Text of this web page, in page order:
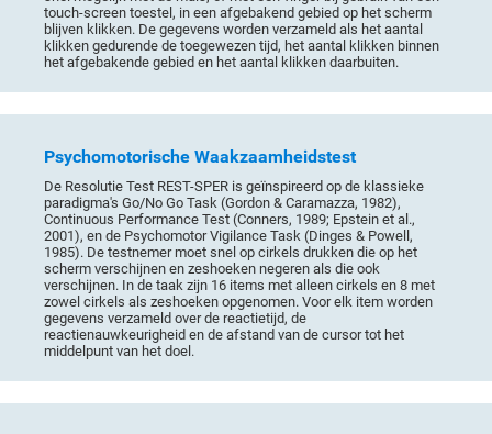
touch-screen toestel, in een afgebakend gebied op het scherm
blijven klikken. De gegevens worden verzameld als het aantal
klikken gedurende de toegewezen tijd, het aantal klikken binnen
het afgebakende gebied en het aantal klikken daarbuiten.
Psychomotorische Waakzaamheidstest
De Resolutie Test REST-SPER is geïnspireerd op de klassieke
paradigma's Go/No Go Task (Gordon & Caramazza, 1982),
Continuous Performance Test (Conners, 1989; Epstein et al.,
2001), en de Psychomotor Vigilance Task (Dinges & Powell,
1985). De testnemer moet snel op cirkels drukken die op het
scherm verschijnen en zeshoeken negeren als die ook
verschijnen. In de taak zijn 16 items met alleen cirkels en 8 met
zowel cirkels als zeshoeken opgenomen. Voor elk item worden
gegevens verzameld over de reactietijd, de
reactienauwkeurigheid en de afstand van de cursor tot het
middelpunt van het doel.